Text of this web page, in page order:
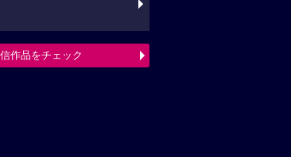
作品をチェック